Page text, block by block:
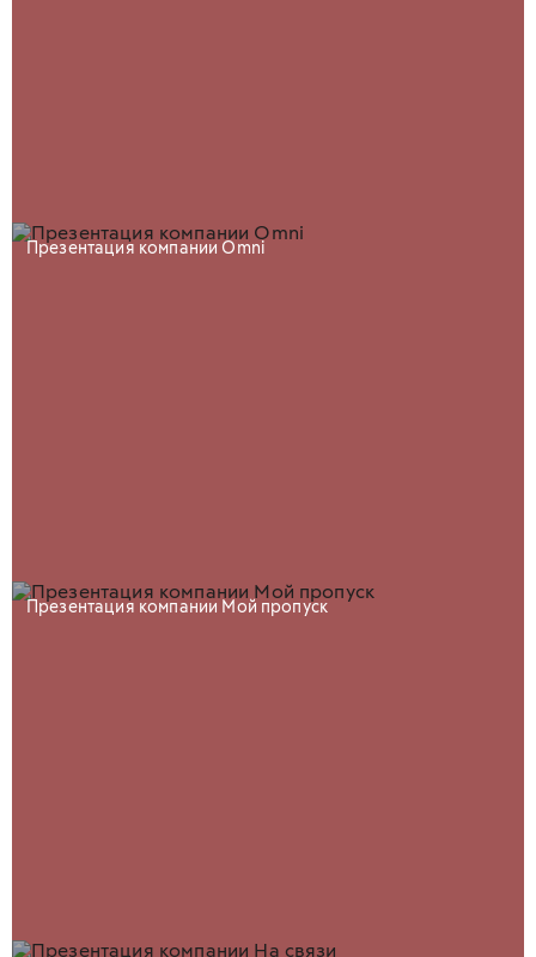
Презентация компании Omni
Презентация компании Мой пропуск